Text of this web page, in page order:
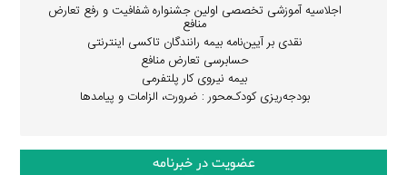
اجلاسیه آموزشی تخصصی اولین جشنواره شفافیت و رفع تعارض
منافع
نقدی بر آیین‌نامه بیمه رانندگان تاکسی اینترنتی
حسابرسی تعارض منافع
بیمه نیروی کار پلتفرمی
بودجه‌ریزی کودک‌محور : ضرورت، الزامات و پیامدها
عضویت در خبرنامه